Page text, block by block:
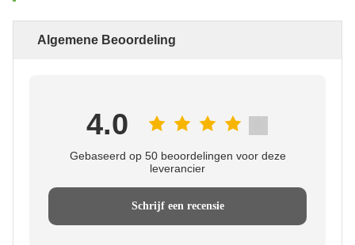
Algemene Beoordeling
4.0
Gebaseerd op 50 beoordelingen voor deze
leverancier
Schrijf een recensie